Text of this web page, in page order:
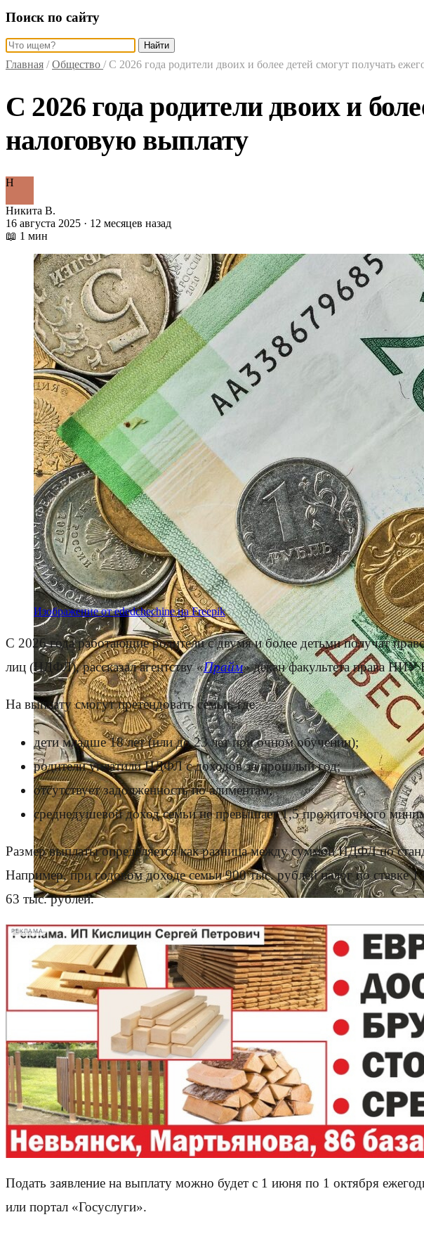
Поиск по сайту
Найти
Главная / Общество / С 2026 года родители двоих и более детей смогут получать
С 2026 года родители двоих и
налоговую выплату
Н
Никита В.
16 августа 2025 · 12 месяцев назад
📖 1 мин
Изображение от ededchechine на Freepik
С 2026 года работающие родители с двумя и более детьми получат
лиц (НДФЛ), рассказал агентству«Прайм»декан факультета права
На выплату смогут претендовать семьи, где:
дети младше 18 лет (или до 23 лет при очном обучении);
родители уплатили НДФЛ с доходов за прошлый год;
отсутствует задолженность по алиментам;
среднедушевой доход семьи не превышает 1,5 прожиточного
Размер выплаты определяется как разница между суммой НДФЛ по
Например, при годовом доходе семьи 900 тыс. рублей налог по ставке
63 тыс. рублей.
РЕКЛАМА
Подать заявление на выплату можно будет с 1 июня по 1 октября
или портал «Госуслуги».